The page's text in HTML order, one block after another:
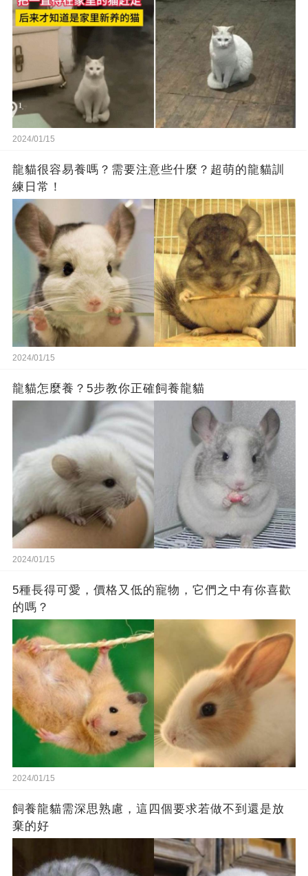
2024/01/15
龍貓很容易養嗎？需要注意些什麼？超萌的龍貓訓
練日常！
2024/01/15
龍貓怎麼養？5步教你正確飼養龍貓
2024/01/15
5種長得可愛，價格又低的寵物，它們之中有你喜歡
的嗎？
2024/01/15
飼養龍貓需深思熟慮，這四個要求若做不到還是放
棄的好